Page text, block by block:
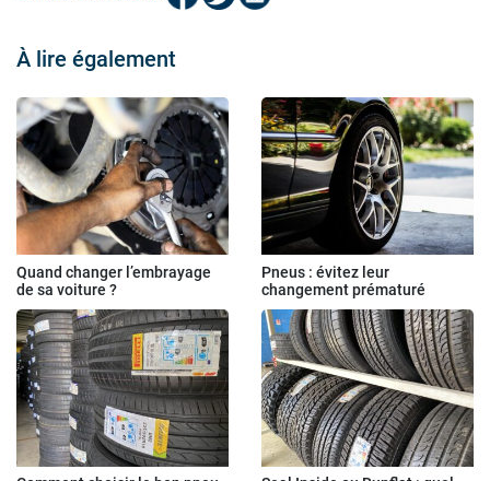
À lire également
Quand changer l’embrayage
de sa voiture ?
Pneus : évitez leur
changement prématuré